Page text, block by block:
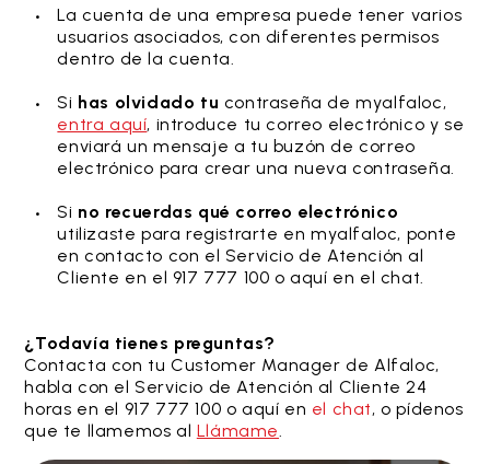
La cuenta de una empresa puede tener varios
usuarios asociados, con diferentes permisos
dentro de la cuenta.
Si has olvidado tu contraseña de myalfaloc,
entra aquí, introduce tu correo electrónico y se
enviará un mensaje a tu buzón de correo
electrónico para crear una nueva contraseña.
Si no recuerdas qué correo electrónico
utilizaste para registrarte en myalfaloc, ponte
en contacto con el Servicio de Atención al
Cliente en el 917 777 100 oaquí en el chat.
¿Todavía tienes preguntas?
Contacta con tu Customer Manager de Alfaloc,
habla con el Servicio de Atención al Cliente 24
horas en el 917 777 100 o aquí en el chat, o pídenos
que te llamemos al Llámame.